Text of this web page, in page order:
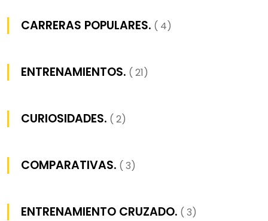
CARRERAS POPULARES. ( 4)
ENTRENAMIENTOS. ( 21)
CURIOSIDADES. ( 2)
COMPARATIVAS. ( 3)
ENTRENAMIENTO CRUZADO. ( 3)